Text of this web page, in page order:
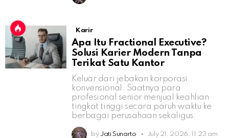
Karir
Apa Itu Fractional Executive?
Solusi Karier Modern Tanpa
Terikat Satu Kantor
Keluar dari jebakan korporasi
konvensional. Saatnya para
profesional senior menjual keahlian
tingkat tinggi secara paruh waktu ke
berbagai perusahaan sekaligus.
by Jati Sunarto July 21, 2026, 11:23 am